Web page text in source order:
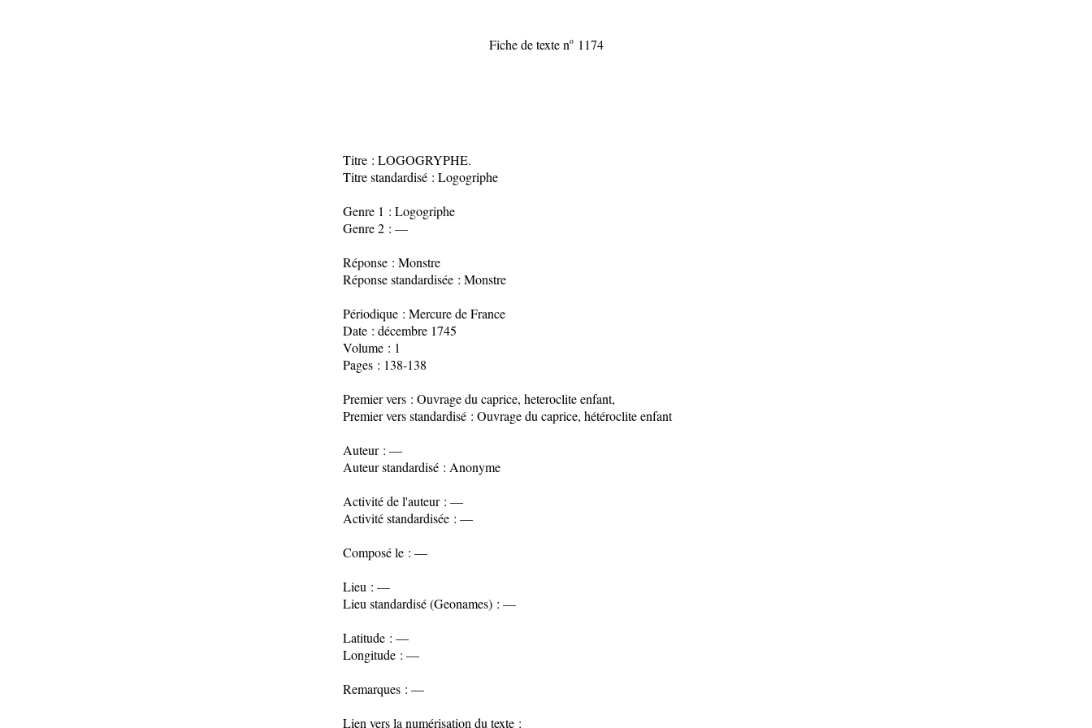
Fiche de texte no1174
Titre : LOGOGRYPHE.
Titre standardisé : Logogriphe
Genre 1 : Logogriphe
Genre 2 : —
Réponse : Monstre
Réponse standardisée : Monstre
Périodique : Mercure de France
Date : décembre 1745
Volume : 1
Pages : 138-138
Premier vers : Ouvrage du caprice, heteroclite enfant,
Premier vers standardisé : Ouvrage du caprice, hétéroclite enfant
Auteur : —
Auteur standardisé : Anonyme
Activité de l'auteur : —
Activité standardisée : —
Composé le : —
Lieu : —
Lieu standardisé (Geonames) : —
Latitude : —
Longitude : —
Remarques : —
Lien vers la numérisation du texte :